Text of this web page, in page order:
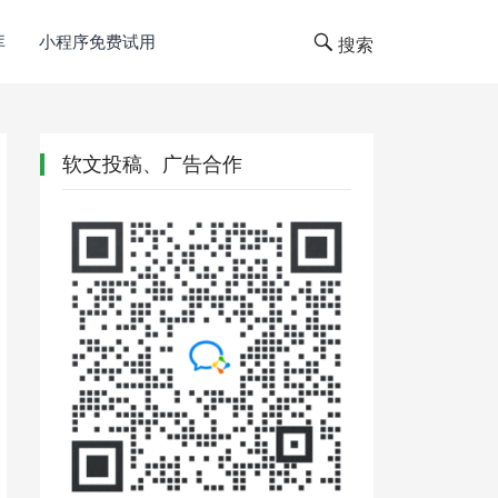
小程序免费试用 搜索
软文投稿、广告合作